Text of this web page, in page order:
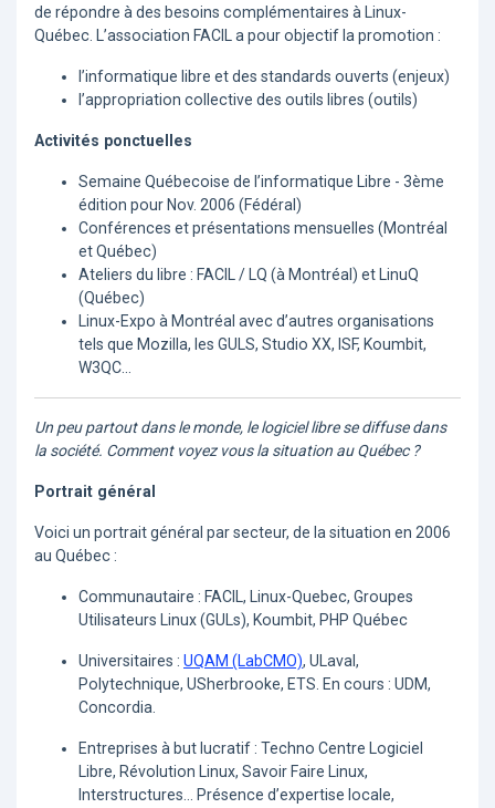
de répondre à des besoins complémentaires à Linux-
Québec. L’association FACIL a pour objectif la promotion :
l’informatique libre et des standards ouverts (enjeux)
l’appropriation collective des outils libres (outils)
Activités ponctuelles
Semaine Québecoise de l’informatique Libre - 3ème
édition pour Nov. 2006 (Fédéral)
Conférences et présentations mensuelles (Montréal
et Québec)
Ateliers du libre : FACIL / LQ (à Montréal) et LinuQ
(Québec)
Linux-Expo à Montréal avec d’autres organisations
tels que Mozilla, les GULS, Studio XX, ISF, Koumbit,
W3QC...
Un peu partout dans le monde, le logiciel libre se diffuse dans
la société. Comment voyez vous la situation au Québec ?
Portrait général
Voici un portrait général par secteur, de la situation en 2006
au Québec :
Communautaire : FACIL, Linux-Quebec, Groupes
Utilisateurs Linux (GULs), Koumbit, PHP Québec
Universitaires : UQAM (LabCMO), ULaval,
Polytechnique, USherbrooke, ETS. En cours : UDM,
Concordia.
Entreprises à but lucratif : Techno Centre Logiciel
Libre, Révolution Linux, Savoir Faire Linux,
Interstructures... Présence d’expertise locale,